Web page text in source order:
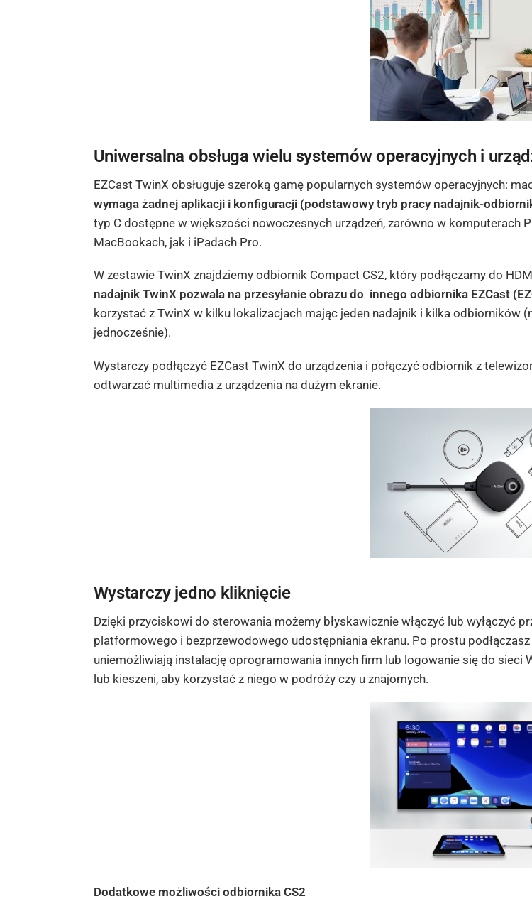
Uniwersalna obsługa wielu systemów operacyjnych i
EZCast TwinX obsługuje szeroką gamę popularnych systemów operacyjnych:
wymaga żadnej aplikacji i konfiguracji (podstawowy tryb pracy nadajnik-
typ C dostępne w większości nowoczesnych urządzeń, zarówno w komputerach
MacBookach, jak i iPadach Pro.
W zestawie TwinX znajdziemy odbiornik Compact CS2, który podłączamy do
nadajnik TwinX pozwala na przesyłanie obrazu do innego odbiornika EZCast
korzystać z TwinX w kilku lokalizacjach mając jeden nadajnik i kilka odbiorników
jednocześnie).
Wystarczy podłączyć EZCast TwinX do urządzenia i połączyć odbiornik z
odtwarzać multimedia z urządzenia na dużym ekranie.
Wystarczy jedno kliknięcie
Dzięki przyciskowi do sterowania możemy błyskawicznie włączyć lub wyłączyć
platformowego i bezprzewodowego udostępniania ekranu. Po prostu
uniemożliwiają instalację oprogramowania innych firm lub logowanie się do sieci
lub kieszeni, aby korzystać z niego w podróży czy u znajomych.
Dodatkowe możliwości odbiornika CS2